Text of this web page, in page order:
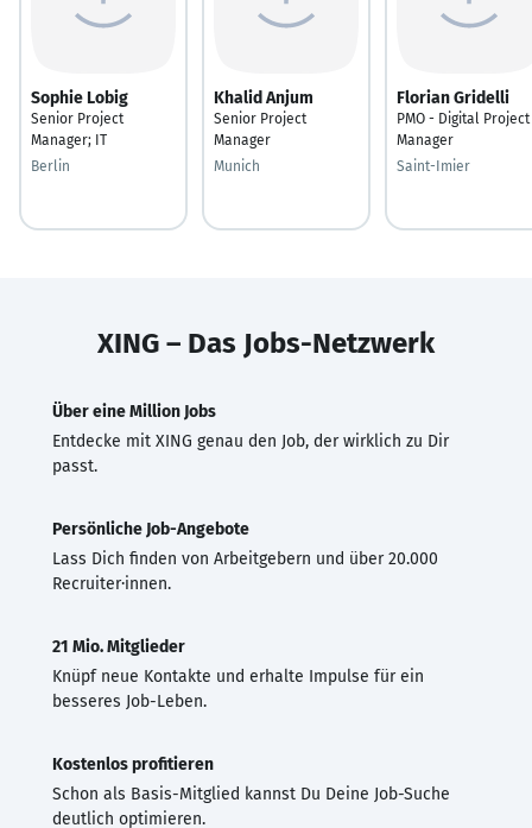
Sophie Lobig
Senior Project
Manager; IT
Berlin
Khalid Anjum
Senior Project
Manager
Munich
Florian Gridelli
PMO - Digital Project
Manager
Saint-Imier
XING – Das Jobs-Netzwerk
Über eine Million Jobs
Entdecke mit XING genau den Job, der wirklich zu Dir
passt.
Persönliche Job-Angebote
Lass Dich finden von Arbeitgebern und über 20.000
Recruiter·innen.
21 Mio. Mitglieder
Knüpf neue Kontakte und erhalte Impulse für ein
besseres Job-Leben.
Kostenlos profitieren
Schon als Basis-Mitglied kannst Du Deine Job-Suche
deutlich optimieren.